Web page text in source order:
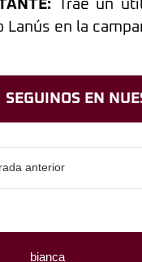
Traé un
Lanús en la
SEGUINOS EN
anterior
bianca